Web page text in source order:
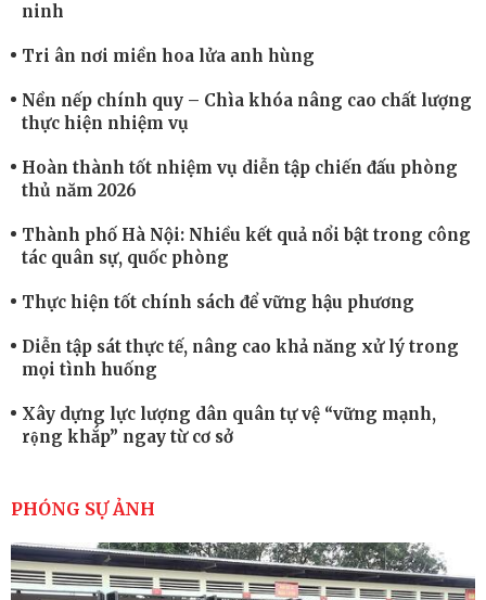
ninh
Tri ân nơi miền hoa lửa anh hùng
Nền nếp chính quy – Chìa khóa nâng cao chất lượng
thực hiện nhiệm vụ
Hoàn thành tốt nhiệm vụ diễn tập chiến đấu phòng
thủ năm 2026
Thành phố Hà Nội: Nhiều kết quả nổi bật trong công
tác quân sự, quốc phòng
Thực hiện tốt chính sách để vững hậu phương
Diễn tập sát thực tế, nâng cao khả năng xử lý trong
mọi tình huống
Xây dựng lực lượng dân quân tự vệ “vững mạnh,
rộng khắp” ngay từ cơ sở
cao sức mạnh chiến đấu
Tiểu đoàn Thiết giáp hoàn thành tốt diễn tập chiến
thuật có bắn đạn thật
PHÓNG SỰ ẢNH